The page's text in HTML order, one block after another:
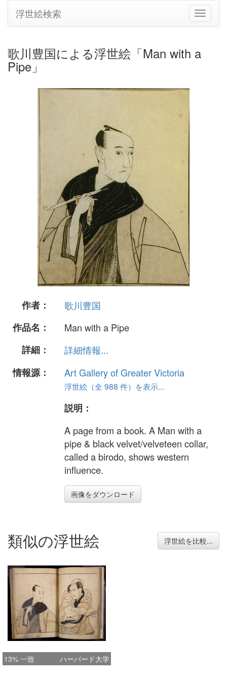
ナ
ビ
シ
浮世絵検索
歌川豊国による浮世絵「Man with a
Pipe」
作者：
歌川豊国
作品名：
Man with a Pipe
詳細：
詳細情報...
情報源：
Art Gallery of Greater Victoria
浮世絵（全 988 件）を表示...
説明：
A page from a book. A Man with a
pipe & black velvet/velveteen collar,
called a birodo, shows western
influence.
画像をダウンロード
類似の浮世絵 浮世絵を比較...
13% 一致 ハーバード大学